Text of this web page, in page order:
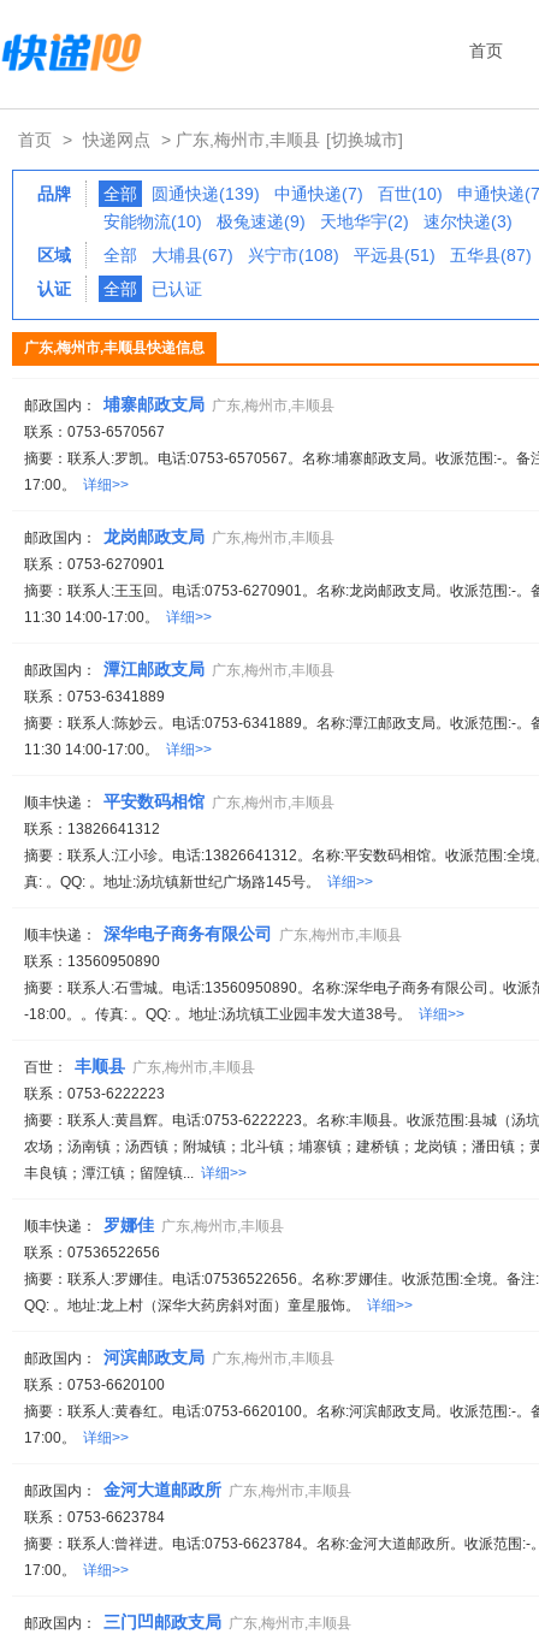
首页
首页 > 快递网点 > 广东,梅州市,丰顺县 [切换城市]
品牌 全部 圆通快递(139) 中通快递(7) 百世(10)
申通快递
安能物流(10)
极兔速递(9) 天地华宇(2)
速尔快递(3)
区域
全部 大埔县(67) 兴宁市(108) 平远县(51)
五华县(87)
认证
全部 已认证
广东,梅州市,丰顺县快递信息
邮政国内： 埔寨邮政支局 广东,梅州市,丰顺县
联系：0753-6570567
摘要：联系人:罗凯。电话:0753-6570567。名称:埔寨邮政支局。收派范围:-。备
17:00。 详细>>
邮政国内： 龙岗邮政支局 广东,梅州市,丰顺县
联系：0753-6270901
摘要：联系人:王玉回。电话:0753-6270901。名称:龙岗邮政支局。收派范围:-。
11:30 14:00-17:00。 详细>>
邮政国内： 潭江邮政支局 广东,梅州市,丰顺县
联系：0753-6341889
摘要：联系人:陈妙云。电话:0753-6341889。名称:潭江邮政支局。收派范围:-。
11:30 14:00-17:00。 详细>>
顺丰快递： 平安数码相馆 广东,梅州市,丰顺县
联系：13826641312
摘要：联系人:江小珍。电话:13826641312。名称:平安数码相馆。收派范围:全
真: 。QQ: 。地址:汤坑镇新世纪广场路145号。 详细>>
顺丰快递： 深华电子商务有限公司
广东,梅州市,丰顺县
联系：13560950890
摘要：联系人:石雪城。电话:13560950890。名称:深华电子商务有限公司。收派
-18:00。。传真: 。QQ: 。地址:汤坑镇工业园丰发大道38号。 详细>>
百世： 丰顺县 广东,梅州市,丰顺县
联系：0753-6222223
摘要：联系人:黄昌辉。电话:0753-6222223。名称:丰顺县。收派范围:县城（汤
农场；汤南镇；汤西镇；附城镇；北斗镇；埔寨镇；建桥镇；龙岗镇；潘田镇；
丰良镇；潭江镇；留隍镇... 详细>>
顺丰快递： 罗娜佳 广东,梅州市,丰顺县
联系：07536522656
摘要：联系人:罗娜佳。电话:07536522656。名称:罗娜佳。收派范围:全境。备
QQ: 。地址:龙上村（深华大药房斜对面）童星服饰。 详细>>
邮政国内： 河滨邮政支局 广东,梅州市,丰顺县
联系：0753-6620100
摘要：联系人:黄春红。电话:0753-6620100。名称:河滨邮政支局。收派范围:-。
17:00。 详细>>
邮政国内： 金河大道邮政所 广东,梅州市,丰顺县
联系：0753-6623784
摘要：联系人:曾祥进。电话:0753-6623784。名称:金河大道邮政所。收派范围:-
17:00。 详细>>
邮政国内： 三门凹邮政支局 广东,梅州市,丰顺县